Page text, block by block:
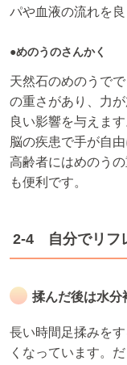
パや血液の流れを良
●めのうのさんかく
天然石のめのうで
の重さがあり、力
良い影響を与えます
脳の疾患で手が自
高齢者にはめのう
も便利です。
2-4 自分でリフ
揉んだ後は水分
長い時間足揉みを
くなっています。